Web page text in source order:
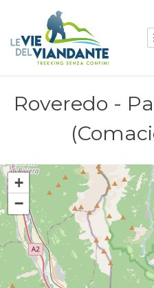
Roveredo -
+
−